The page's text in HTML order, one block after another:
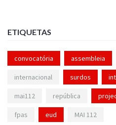
ETIQUETAS
convocatória assembleia
internacional surdos
mai112 república
fpas eud MAI 112